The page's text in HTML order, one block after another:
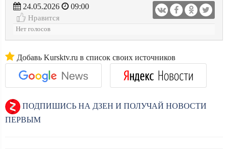
24.05.2026
09:00
Нравится
Нет голосов
Добавь Kursktv.ru в список своих источников
ПОДПИШИСЬ НА ДЗЕН И ПОЛУЧАЙ НОВОСТИ
ПЕРВЫМ